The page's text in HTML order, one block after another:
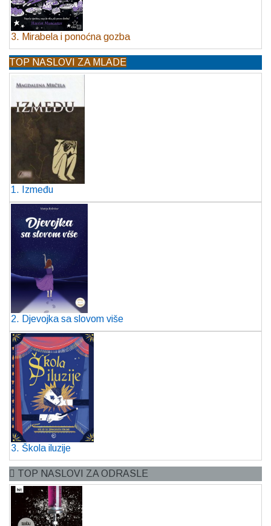
3. Mirabela i ponoćna gozba
TOP NASLOVI ZA MLADE
1. Između
2. Djevojka sa slovom više
3. Škola iluzije
TOP NASLOVI ZA ODRASLE